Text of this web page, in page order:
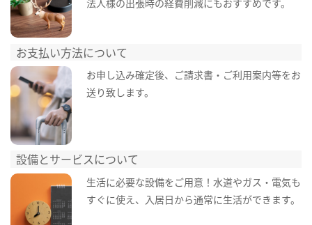
お支払い方法について
お申し込み確定後、ご請求書・ご利用案内等をお
送り致します。
設備とサービスについて
生活に必要な設備をご用意！水道やガス・電気も
すぐに使え、入居日から通常に生活ができます。